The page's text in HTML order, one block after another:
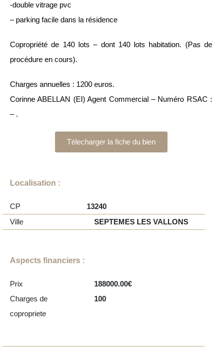
-double vitrage pvc
– parking facile dans la résidence
Copropriété de 140 lots – dont 140 lots habitation. (Pas de
procédure en cours).
Charges annuelles : 1200 euros.
Corinne ABELLAN (EI) Agent Commercial – Numéro RSAC :
– .
Télecharger la fiche du bien
Localisation :
CP
13240
Ville
SEPTEMES LES VALLONS
Aspects financiers :
Prix
188000.00€
Charges de
copropriete
100